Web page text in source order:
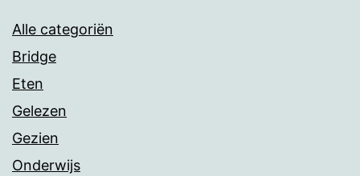
Alle categoriën
Bridge
Eten
Gelezen
Gezien
Onderwijs